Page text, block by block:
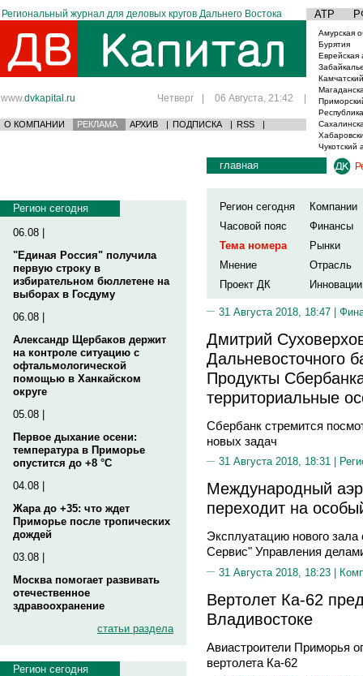
Региональный журнал для деловых кругов Дальнего Востока АТР
www.dvkapital.ru Четверг | 06 Августа, 21:42 |
О КОМПАНИИ РЕКЛАМА АРХИВ | ПОДПИСКА | RSS |
Амурская
Бурятия
Еврейская
Чукотский
Регион сегодня
06.08 |
"Единая Россия" получила
первую строку в
избирательном бюллетене на
выборах в Госдуму
06.08 |
Александр Щербаков держит
на контроле ситуацию с
офтальмологической
помощью в Ханкайском
округе
05.08 |
Первое дыхание осени:
температура в Приморье
опустится до +8 °C
04.08 |
Жара до +35: что ждет
Приморье после тропических
дождей
03.08 |
Москва помогает развивать
отечественное
здравоохранение
статьи раздела
Регион сегодня
главная
Регион сегодня
Компании
Часовой пояс
Финансы
Тема номера
Рынки
Мнение
Отрасль
Проект ДК
Инновации
31 Августа 2018, 18:47 |
Дмитрий
Дальневосточного
Продукты
территориальные
Сбербанк стремится
новых задач
31 Августа 2018, 18:31 |
Международный
переходит на
Эксплуатацию нового
Сервис" Управления
31 Августа 2018, 18:23 |
Вертолет Ка-62
Владивостоке
Авиастроители Приморья
вертолета Ка-62